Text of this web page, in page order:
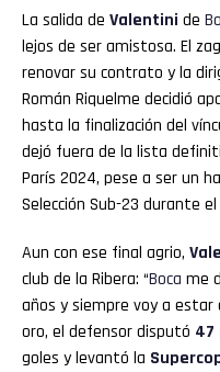
La salida de Valentini de
lejos de ser amistosa. El
renovar su contrato y la
Román Riquelme decidió
hasta la finalización del
dejó fuera de la lista
París 2024, pese a ser un
Selección Sub-23 durante el
Aun con ese final agrio,
club de la Ribera: “Boca me
años y siempre voy a estar
oro, el defensor disputó
goles y levantó la